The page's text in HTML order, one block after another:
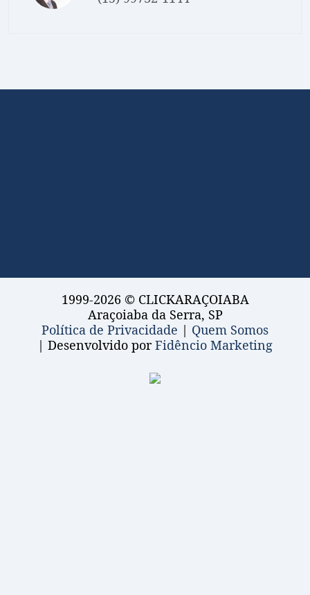
1999-2026 © CLICKARAÇOIABA
Araçoiaba da Serra, SP
Política de Privacidade | Quem Somos
| Desenvolvido porFidêncio Marketing